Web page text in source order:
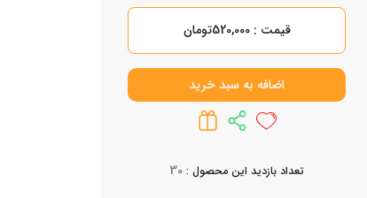
قیمت : 520,000تومان
اضافه به سبد خرید
تعداد بازدید این محصول : 30